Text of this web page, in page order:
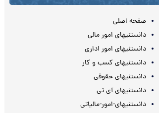
صفحه اصلی
دانستنیهای امور مالی
دانستنیهای امور اداری
دانستنیهای کسب و کار
دانستنیهای حقوقی
دانستنیهای آی تی
دانستنیهای-امور-مالیاتی